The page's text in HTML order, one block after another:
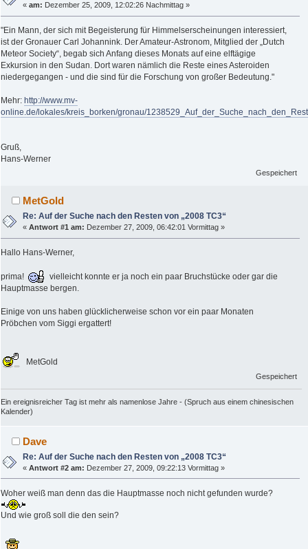
«am: Dezember 25, 2009, 12:02:26 Nachmittag »
"Ein Mann, der sich mit Begeisterung für Himmelserscheinungen interessiert,
ist der Gronauer Carl Johannink. Der Amateur-Astronom, Mitglied der „Dutch
Meteor Society“, begab sich Anfang dieses Monats auf eine elftägige
Exkursion in den Sudan. Dort waren nämlich die Reste eines Asteroiden
niedergegangen - und die sind für die Forschung von großer Bedeutung."
Mehr: http://www.mv-
online.de/lokales/kreis_borken/gronau/
Gruß,
Hans-Werner
Gespeichert
MetGold
Re: Auf der Suche nach den Resten von „2008 TC3“
«Antwort #1 am: Dezember 27, 2009, 06:42:01 Vormittag »
Hallo Hans-Werner,
prima!
vielleicht konnte er ja noch ein paar Bruchstücke oder gar die
Hauptmasse bergen.
Einige von uns haben glücklicherweise schon vor ein paar Monaten
Pröbchen vom Siggi ergattert!
MetGold
Gespeichert
Ein ereignisreicher Tag ist mehr als namenlose Jahre - (Spruch aus einem chinesischen
Kalender)
Dave
Re: Auf der Suche nach den Resten von „2008 TC3“
«Antwort #2 am: Dezember 27, 2009, 09:22:13 Vormittag »
Woher weiß man denn das die Hauptmasse noch nicht gefunden wurde?
Und wie groß soll die den sein?